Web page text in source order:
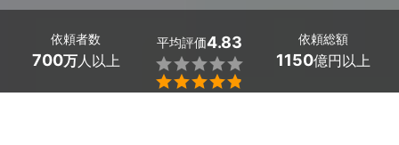
依頼者数
700万人以上
平均評価4.83


依頼総額
1150億円以上